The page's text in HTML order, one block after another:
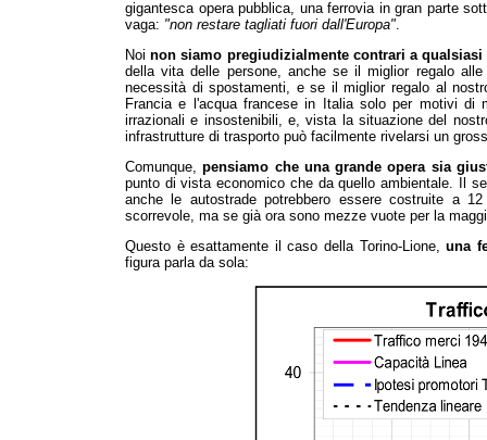
gigantesca opera pubblica, una ferrovia in gran parte
vaga: "non restare tagliati fuori dall'Europa".
Noinon siamo pregiudizialmente contrari a qualsiasi
della vita delle persone, anche se il miglior regalo
necessità di spostamenti, e se il miglior regalo al
Francia e l'acqua francese in Italia solo per motivi di
irrazionali e insostenibili, e, vista la situazione del
infrastrutture di trasporto può facilmente rivelarsi un
Comunque,pensiamo che una grande opera sia
punto di vista economico che da quello ambientale. Il
anche le autostrade potrebbero essere costruite a
scorrevole, ma se già ora sono mezze vuote per la
Questo è esattamente il caso della Torino-Lione,una
figura parla da sola: